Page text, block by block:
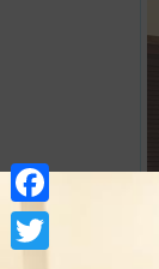
Facebook